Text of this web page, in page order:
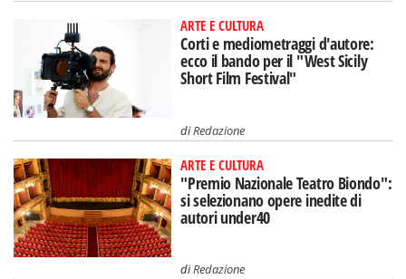
ARTE E CULTURA
Corti e mediometraggi d'autore:
ecco il bando per il "West Sicily
Short Film Festival"
diRedazione
ARTE E CULTURA
"Premio Nazionale Teatro Biondo":
si selezionano opere inedite di
autori under40
diRedazione